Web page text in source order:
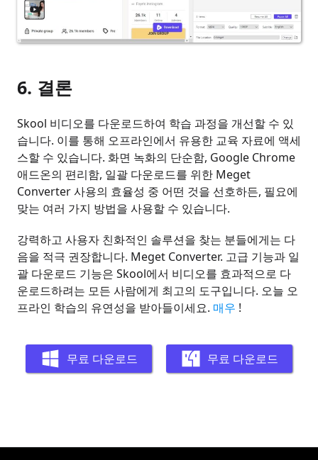
6. 결론
Skool 비디오를 다운로드하여 학습 과정을 개선할 수 있
습니다. 이를 통해 오프라인에서 유용한 교육 자료에 액세
스할 수 있습니다. 화면 녹화의 단순함, Google Chrome
애드온의 편리함, 일괄 다운로드를 위한 Meget
Converter 사용의 효율성 중 어떤 것을 선호하든, 필요에
맞는 여러 가지 방법을 사용할 수 있습니다.
강력하고 사용자 친화적인 솔루션을 찾는 분들에게는 다
음을 적극 권장합니다. Meget Converter. 고급 기능과 일
괄 다운로드 기능은 Skool에서 비디오를 효과적으로 다
운로드하려는 모든 사람에게 최고의 도구입니다. 오늘 오
프라인 학습의 유연성을 받아들이세요. 매우 !
무료 다운로드 무료 다운로드